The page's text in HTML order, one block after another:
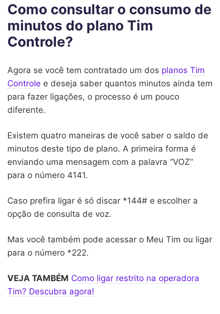
Como consultar o consumo de
minutos do plano Tim
Controle?
Agora se você tem contratado um dos planos Tim
Controle e deseja saber quantos minutos ainda tem
para fazer ligações, o processo é um pouco
diferente.
Existem quatro maneiras de você saber o saldo de
minutos deste tipo de plano. A primeira forma é
enviando uma mensagem com a palavra “VOZ”
para o número 4141.
Caso prefira ligar é só discar *144# e escolher a
opção de consulta de voz.
Mas você também pode acessar o Meu Tim ou ligar
para o número *222.
VEJA TAMBÉM Como ligar restrito na operadora
Tim? Descubra agora!